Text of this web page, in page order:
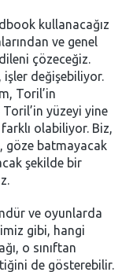
kullanacağız
ve genel
çözeceğiz.
işler değişebiliyor.
Toril’in
yüzeyi yine
olabiliyor. Biz,
göze batmayacak
şekilde bir
ve oyunlarda
gibi, hangi
o sınıftan
de gösterebilir.